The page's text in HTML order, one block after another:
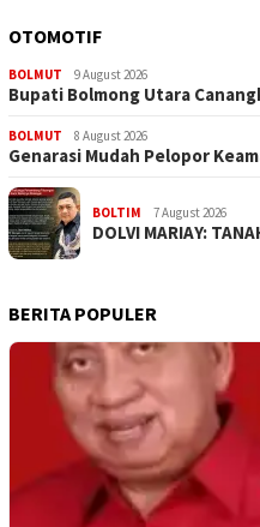
OTOMOTIF
BOLMUT 9 August 2026
Bupati Bolmong Utara
BOLMUT 8 August 2026
Genarasi Mudah Pelopor
BOLTIM 7 August 2026
DOLVI MARIAY:
BERITA POPULER